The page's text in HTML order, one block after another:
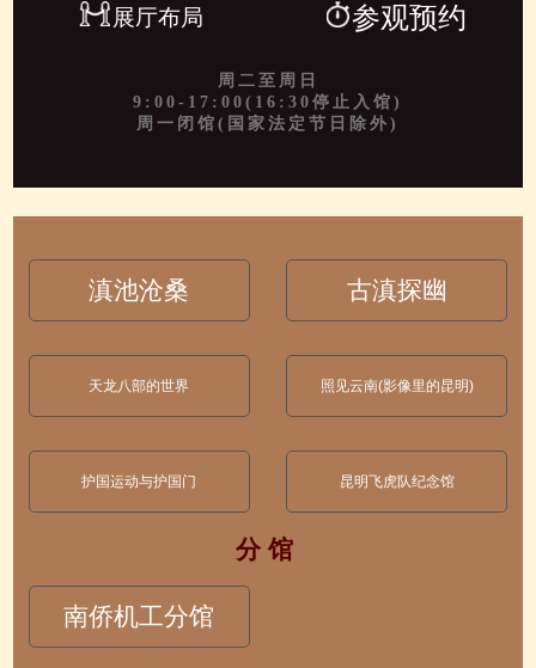
展厅布局 参观预约
周二至周日
9:00-17:00(16:30停止入馆)
周一闭馆(国家法定节日除外)
滇池沧桑 古滇探幽
天龙八部的世界 照见云南(影像里的昆明)
护国运动与护国门 昆明飞虎队纪念馆
分 馆
南侨机工分馆